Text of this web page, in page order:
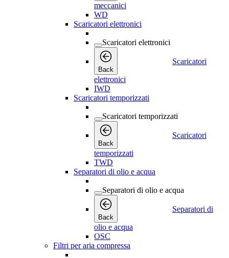
meccanici
WD
Scaricatori elettronici
Scaricatori elettronici
Back
Scaricatori
elettronici
IWD
Scaricatori temporizzati
Scaricatori temporizzati
Back
Scaricatori
temporizzati
TWD
Separatori di olio e acqua
Separatori di olio e acqua
Back
Separatori di
olio e acqua
OSC
Filtri per aria compressa